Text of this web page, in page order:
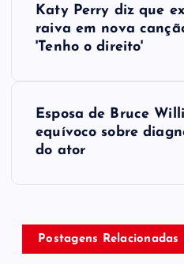
v
Katy Perry diz que
raiva em nova
'Tenho o direito'
Esposa de Bruce
equívoco sobre
do ator
Postagens Relacionadas